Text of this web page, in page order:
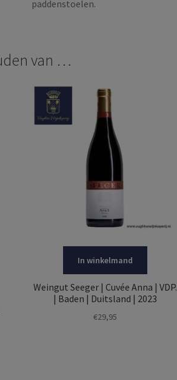
paddenstoelen.
van …
In winkelmand
Weingut Seeger | Cuvée Anna | VDP.
| Baden | Duitsland | 2023
€29,95